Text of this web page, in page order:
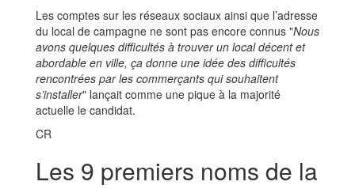
Les comptes sur les réseaux sociaux ainsi que l’adresse
du local de campagne ne sont pas encore connus "Nous
avons quelques difficultés à trouver un local décent et
abordable en ville, ça donne une idée des difficultés
rencontrées par les commerçants qui souhaitent
s’installer" lançait comme une pique à la majorité
actuelle le candidat.
CR
Les 9 premiers noms de la